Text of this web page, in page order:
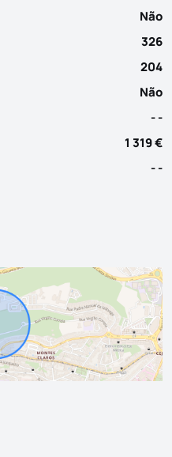
Não
326
204
Não
- -
1 319 €
- -